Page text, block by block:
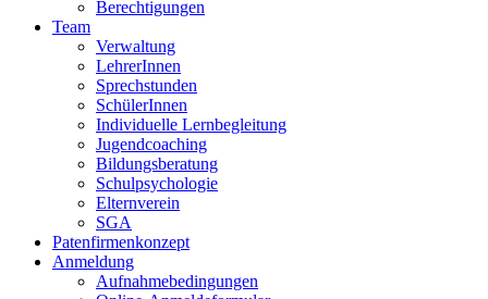
Berechtigungen
Team
Verwaltung
LehrerInnen
Sprechstunden
SchülerInnen
Individuelle Lernbegleitung
Jugendcoaching
Bildungsberatung
Schulpsychologie
Elternverein
SGA
Patenfirmenkonzept
Anmeldung
Aufnahmebedingungen